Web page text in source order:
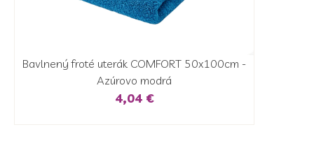
Bavlnený froté uterák COMFORT 50x100cm -
Azúrovo modrá
4,04 €